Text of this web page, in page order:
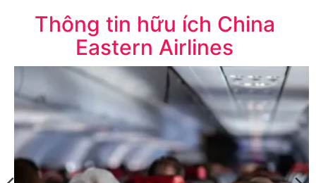
Thông tin hữu ích China
Eastern Airlines